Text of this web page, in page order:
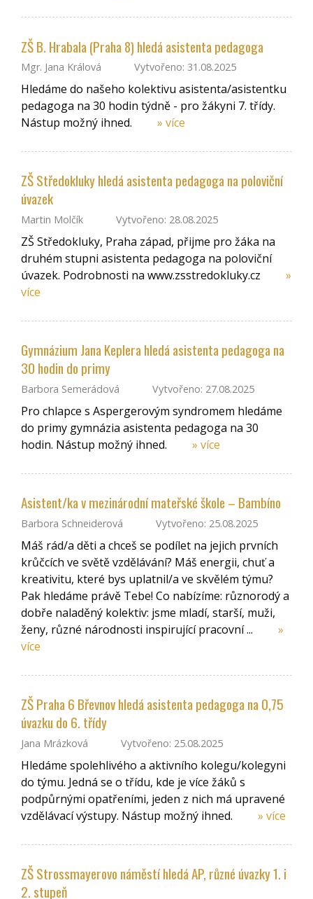
ZŠ B. Hrabala (Praha 8) hledá asistenta pedagoga
Mgr. Jana Králová Vytvořeno: 31.08.2025
Hledáme do našeho kolektivu asistenta/asistentku
pedagoga na 30 hodin týdně - pro žákyni 7. třídy.
Nástup možný ihned.
» více
ZŠ Středokluky hledá asistenta pedagoga na poloviční
úvazek
Martin Molčík Vytvořeno: 28.08.2025
ZŠ Středokluky, Praha západ, přijme pro žáka na
druhém stupni asistenta pedagoga na poloviční
úvazek. Podrobnosti na www.zsstredokluky.cz
»
více
Gymnázium Jana Keplera hledá asistenta pedagoga na
30 hodin do primy
Barbora Semerádová Vytvořeno: 27.08.2025
Pro chlapce s Aspergerovým syndromem hledáme
do primy gymnázia asistenta pedagoga na 30
hodin. Nástup možný ihned.
» více
Asistent/ka v mezinárodní mateřské škole – Bambíno
Barbora Schneiderová Vytvořeno: 25.08.2025
Máš rád/a děti a chceš se podílet na jejich prvních
krůčcích ve světě vzdělávání? Máš energii, chuť a
kreativitu, které bys uplatnil/a ve skvělém týmu?
Pak hledáme právě Tebe! Co nabízíme: různorodý a
dobře naladěný kolektiv: jsme mladí, starší, muži,
ženy, různé národnosti inspirující pracovní ...
»
více
ZŠ Praha 6 Břevnov hledá asistenta pedagoga na 0,75
úvazku do 6. třídy
Jana Mrázková Vytvořeno: 25.08.2025
Hledáme spolehlivého a aktivního kolegu/kolegyni
do týmu. Jedná se o třídu, kde je více žáků s
podpůrnými opatřeními, jeden z nich má upravené
vzdělávací výstupy. Nástup možný ihned.
» více
ZŠ Strossmayerovo náměstí hledá AP, různé úvazky 1. i
2. stupeň